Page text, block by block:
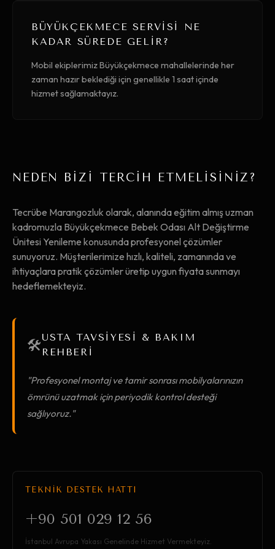
BÜYÜKÇEKMECE SERVISI NE
KADAR SÜREDE GELIR?
Mobil ekiplerimiz Büyükçekmece mahallelerinde her
zaman hazır beklediği için genellikle 1 saat içinde
hizmet sağlamaktayız.
NEDEN BİZİ TERCİH ETMELİSİNİZ?
Tecrübe Marangozluk olarak, alanında eğitim almış uzman
kadromuzla Büyükçekmece Bebek Odası Alt Değiştirme
Ünitesi Yenileme konusunda profesyonel çözümler
sunuyoruz. Müşterilerimize hızlı, kaliteli, zamanında ve
ihtiyaçlara pratik çözümler üretip uygun fiyata sunmayı
hedeflemekteyiz.
🛠️USTA TAVSİYESİ & BAKIM
REHBERİ
"Profesyonel montaj ve tamir sonrası mobilyalarınızın
ömrünü uzatmak için periyodik kontrol desteği
sağlıyoruz."
TEKNİK DESTEK HATTI
+90 501 029 12 56
İstanbul Avrupa Yakası Genelinde Hizmet Vermekteyiz.